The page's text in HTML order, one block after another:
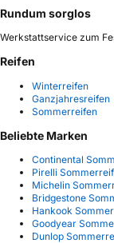
Rundum sorglos
Werkstattservice zum
Reifen
Winterreifen
Ganzjahresreifen
Sommerreifen
Beliebte Marken
Continental
Pirelli
Michelin
Bridgestone
Hankook
Goodyear
Dunlop